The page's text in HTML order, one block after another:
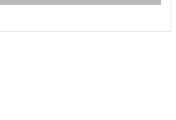
öneri formunu kullanarak tarafımıza